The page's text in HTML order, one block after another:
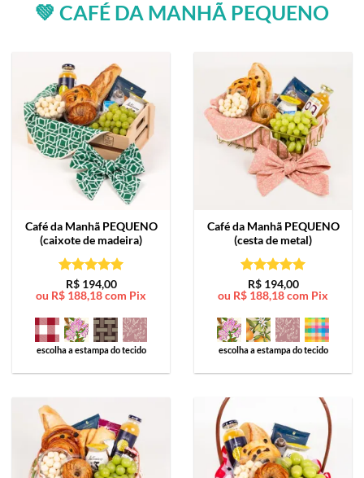
💚 CAFÉ DA MANHÃ PEQUENO
Café da Manhã PEQUENO
(caixote de madeira)
Avaliação5
de 5
R$194,00
ou R$ 188,18com Pix
escolha a estampa do tecido
Café da Manhã PEQUENO
(cesta de metal)
Avaliação5
de 5
R$194,00
ou R$ 188,18com Pix
escolha a estampa do tecido